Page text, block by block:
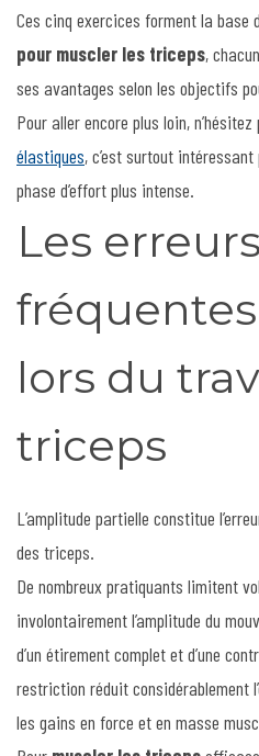
Ces cinq exercices forment la base
pour muscler les triceps,
ses avantages selon les objectifs
Pour aller encore plus loin,
élastiques, c’est surtout
phase d’effort plus intense.
Les erreurs
lors du
triceps
L’amplitude partielle constitue
des triceps.
De nombreux pratiquants limitent
involontairement l’amplitude du
d’un étirement complet et d’une
restriction réduit considérablement
les gains en force et en masse